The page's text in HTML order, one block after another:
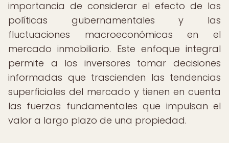
importancia de considerar el efecto de las
políticas gubernamentales y las
fluctuaciones macroeconómicas en el
mercado inmobiliario. Este enfoque integral
permite a los inversores tomar decisiones
informadas que trascienden las tendencias
superficiales del mercado y tienen en cuenta
las fuerzas fundamentales que impulsan el
valor a largo plazo de una propiedad.